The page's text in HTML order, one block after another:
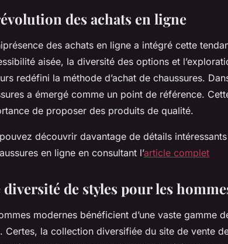
des achats en ligne
des achats en ligne a intégré cette
aisée, la diversité des options et
redéfini la méthode d’achat de chaussures.
a émergé comme un point de référence.
de proposer des produits de qualité.
découvrir davantage de détails
en ligne en consultant l’article complet
diversité de styles pour les
modernes bénéficient d’une vaste gamme
Certes, la collection diversifiée du site de vente